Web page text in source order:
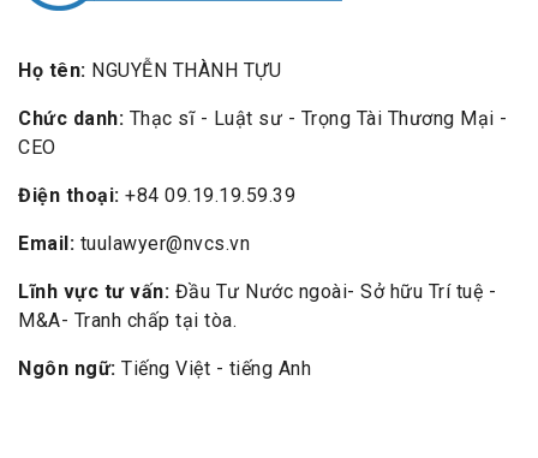
Họ tên: NGUYỄN THÀNH TỰU
Chức danh: Thạc sĩ - Luật sư - Trọng Tài Thương Mại -
CEO
Điện thoại: +84 09.19.19.59.39
Email: tuulawyer@nvcs.vn
Lĩnh vực tư vấn: Đầu Tư Nước ngoài- Sở hữu Trí tuệ -
M&A- Tranh chấp tại tòa.
Ngôn ngữ: Tiếng Việt - tiếng Anh